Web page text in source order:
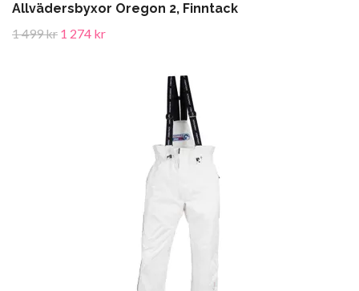
Allvädersbyxor Oregon 2, Finntack
1 499 kr 1 274 kr